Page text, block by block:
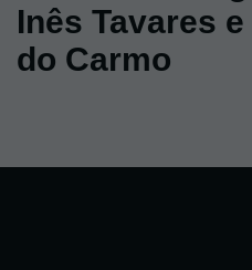
Inês Tavares
do Carmo